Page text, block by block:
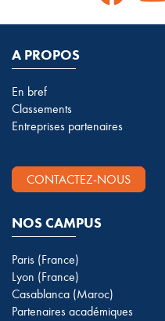
A PROPOS
En bref
Classements
Entreprises partenaires
CONTACTEZ-NOUS
NOS CAMPUS
Paris (France)
Lyon (France)
Casablanca (Maroc)
Partenaires académiques